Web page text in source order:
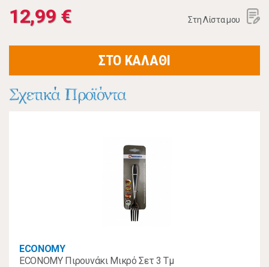
12,99 € Στη Λίστα μου
ΣΤΟ ΚΑΛΑΘΙ
Σχετικά Προϊόντα
ECONOMY
ECONOMY Πιρουνάκι Μικρό Σετ 3 Τμ